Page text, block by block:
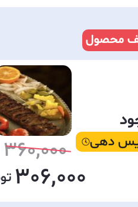
محصول
دهی 360,000
306,000